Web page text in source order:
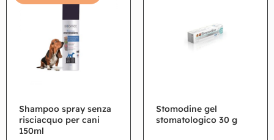
Shampoo spray senza
risciacquo per cani
150ml
Stomodine gel
stomatologico 30 g